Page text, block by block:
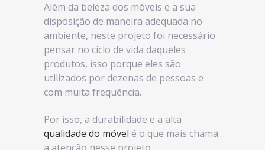
Além da beleza dos móveis e a sua
disposição de maneira adequada no
ambiente, neste projeto foi necessário
pensar no ciclo de vida daqueles
produtos, isso porque eles são
utilizados por dezenas de pessoas e
com muita frequência.
Por isso, a durabilidade e a alta
qualidade do móvel é o que mais chama